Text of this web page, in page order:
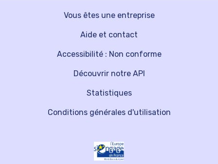
Vous êtes une entreprise
Découvrir notre API
Aide et contact
Statistiques
Accessibilité : Non conforme
Conditions générales d'utilisation